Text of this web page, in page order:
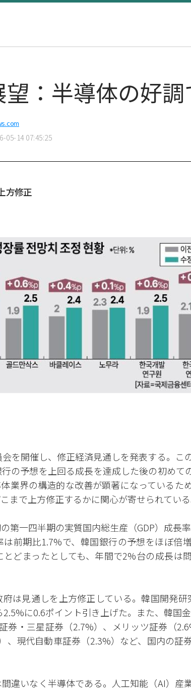
：半導体の好
05-14 07:45:25
方修正
を開催し、修正経済見通しを発表する。こ
の予想を上回る成長を達成した後の初めて
業界の構造的な改善が顕著になっているた
まで上方修正するかに関心が寄せられている
第一四半期の実質国内総生産（GDP）成長
前期比1.7%で、韓国銀行の予想をほぼ倍
どまったとしても、年間で2%台の成長は
は見通しを上方修正している。韓国開発研
に0.6ポイント引き上げた。また、韓国
券・三星証券（2.7%）、メリッツ証券（
、現代自動車証券（2.3%）など、国内の証
違いなく半導体である。人工知能（AI）産